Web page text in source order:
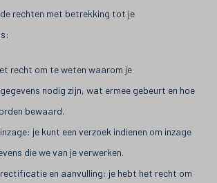
rechten met betrekking tot je
recht om te weten waarom je
nodig zijn, wat ermee gebeurt en hoe
bewaard.
je kunt een verzoek indienen om inzage
die we van je verwerken.
en aanvulling: je hebt het recht om